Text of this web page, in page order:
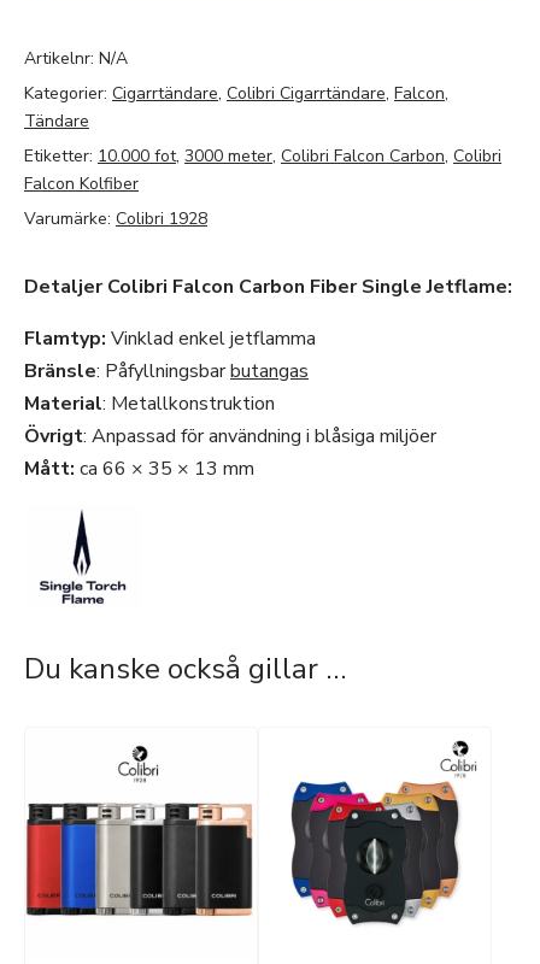
Artikelnr: N/A
Kategorier: Cigarrtändare, Colibri Cigarrtändare, Falcon,
Tändare
Etiketter: 10.000 fot, 3000 meter, Colibri Falcon Carbon, Colibri
Falcon Kolfiber
Varumärke: Colibri 1928
Detaljer Colibri Falcon Carbon Fiber Single Jetflame:
Flamtyp: Vinklad enkel jetflamma
Bränsle: Påfyllningsbarbutangas
Material: Metallkonstruktion
Övrigt: Anpassad för användning i blåsiga miljöer
Mått: ca 66 × 35 × 13 mm
Du kanske också gillar …